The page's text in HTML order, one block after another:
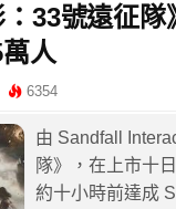
：33號遠征
人
6354
由 Sandfall
隊》，在上市十
約十小時前達成